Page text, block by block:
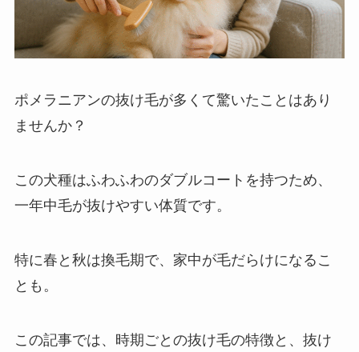
ポメラニアンの抜け毛が多くて驚いたことはあり
ませんか？
この犬種はふわふわのダブルコートを持つため、
一年中毛が抜けやすい体質です。
特に春と秋は換毛期で、家中が毛だらけになるこ
とも。
この記事では、時期ごとの抜け毛の特徴と、抜け